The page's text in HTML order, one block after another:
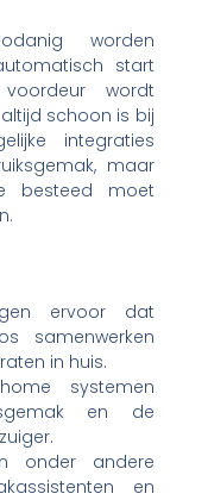
worden
start
wordt
schoon is bij
integraties
maar
besteed moet
ervoor dat
samenwerken
in huis.
systemen
en de
onder andere
en